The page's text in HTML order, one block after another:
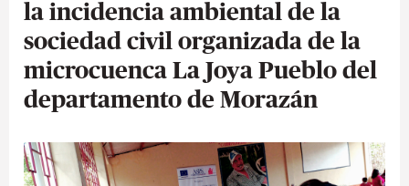
la incidencia ambiental de la
sociedad civil organizada de la
microcuenca La Joya Pueblo del
departamento de Morazán